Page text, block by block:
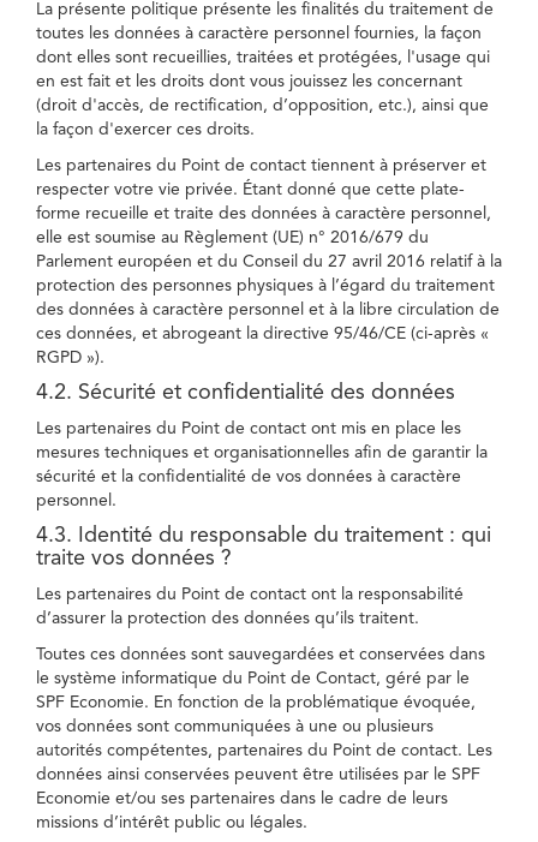
La présente politique présente les finalités du traitement de
toutes les données à caractère personnel fournies, la façon
dont elles sont recueillies, traitées et protégées, l'usage qui
en est fait et les droits dont vous jouissez les concernant
(droit d'accès, de rectification, d’opposition, etc.), ainsi que
la façon d'exercer ces droits.
Les partenaires du Point de contact tiennent à préserver et
respecter votre vie privée. Étant donné que cette plate-
forme recueille et traite des données à caractère personnel,
elle est soumise au Règlement (UE) n° 2016/679 du
Parlement européen et du Conseil du 27 avril 2016 relatif à la
protection des personnes physiques à l’égard du traitement
des données à caractère personnel et à la libre circulation de
ces données, et abrogeant la directive 95/46/CE (ci-après «
RGPD »).
4.2. Sécurité et confidentialité des données
Les partenaires du Point de contact ont mis en place les
mesures techniques et organisationnelles afin de garantir la
sécurité et la confidentialité de vos données à caractère
personnel.
4.3. Identité du responsable du traitement : qui
traite vos données ?
Les partenaires du Point de contact ont la responsabilité
d’assurer la protection des données qu’ils traitent.
Toutes ces données sont sauvegardées et conservées dans
le système informatique du Point de Contact, géré par le
SPF Economie. En fonction de la problématique évoquée,
vos données sont communiquées à une ou plusieurs
autorités compétentes, partenaires du Point de contact. Les
données ainsi conservées peuvent être utilisées par le SPF
Economie et/ou ses partenaires dans le cadre de leurs
missions d’intérêt public ou légales.